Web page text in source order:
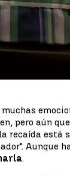
con 13 años
los días
y fue
grave, te
pero aún
recaída está
Aunque
.